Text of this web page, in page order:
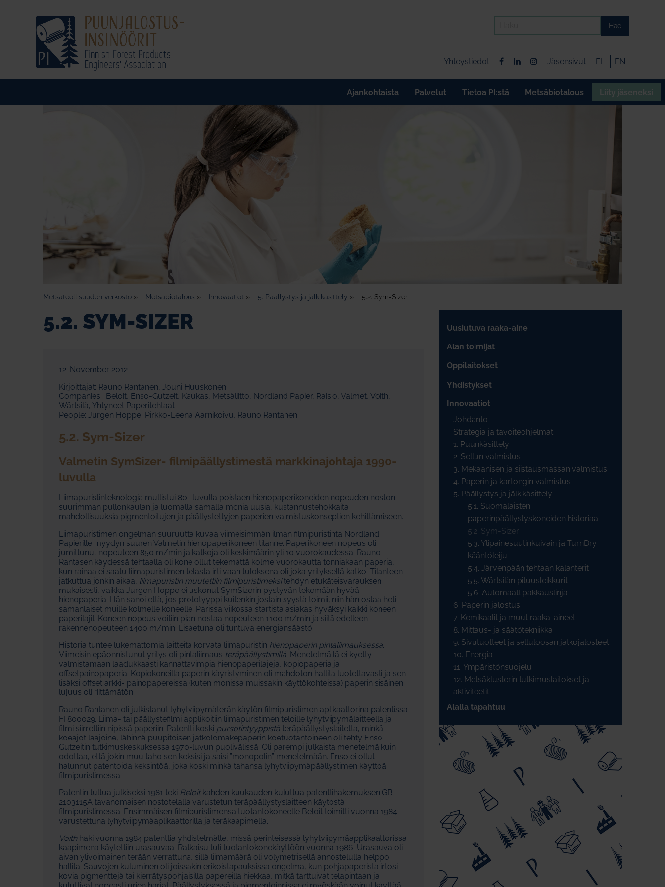
Hae
Yhteystiedot Jäsensivut FI EN
Ajankohtaista Palvelut Tietoa PI:stä Metsäbiotalous Liity jäseneksi
Metsäteollisuuden verkosto » Metsäbiotalous » Innovaatiot » 5. Päällystys ja jälkikäsittely » 5.2. Sym-Sizer
5.2. SYM-SIZER
12. November 2012
Kirjoittajat: Rauno Rantanen, Jouni Huuskonen
Companies: Beloit, Enso-Gutzeit, Kaukas, Metsäliitto, Nordland Papier, Raisio, Valmet, Voith,
Wärtsilä, Yhtyneet Paperitehtaat
People: Jürgen Hoppe, Pirkko-Leena Aarnikoivu, Rauno Rantanen
5.2. Sym-Sizer
Valmetin SymSizer- filmipäällystimestä markkinajohtaja 1990-
luvulla
Liimapuristinteknologia mullistui 80- luvulla poistaen hienopaperikoneiden nopeuden noston
suurimman pullonkaulan ja luomalla samalla monia uusia, kustannustehokkaita
mahdollisuuksia pigmentoitujen ja päällystettyjen paperien valmistuskonseptien kehittämiseen.
Liimapuristimen ongelman suuruutta kuvaa viimeisimmän ilman filmipuristinta Nordland
Papierille myydyn suuren Valmetin hienopaperikoneen tilanne. Paperikoneen nopeus oli
jumittunut nopeuteen 850 m/min ja katkoja oli keskimäärin yli 10 vuorokaudessa. Rauno
Rantasen käydessä tehtaalla oli kone ollut tekemättä kolme vuorokautta tonniakaan paperia,
kun rainaa ei saatu liimapuristimen telasta irti vaan tuloksena oli joka yrityksellä katko. Tilanteen
jatkuttua jonkin aikaa, liimapuristin muutettiin filmipuristimeksitehdyn etukäteisvarauksen
mukaisesti, vaikka Jurgen Hoppe ei uskonut SymSizerin pystyvän tekemään hyvää
hienopaperia. Hän sanoi että, jos prototyyppi kuitenkin jostain syystä toimii, niin hän ostaa heti
samanlaiset muille kolmelle koneelle. Parissa viikossa startista asiakas hyväksyi kaikki koneen
paperilajit. Koneen nopeus voitiin pian nostaa nopeuteen 1100 m/min ja siitä edelleen
rakennenopeuteen 1400 m/min. Lisäetuna oli tuntuva energiansäästö.
Historia tuntee lukemattomia laitteita korvata liimapuristin hienopaperin pintaliimauksessa.
Viimeisin epäonnistunut yritys oli pintaliimaus teräpäällystimillä. Menetelmällä ei kyetty
valmistamaan laadukkaasti kannattavimpia hienopaperilajeja, kopiopaperia ja
offsetpainopaperia. Kopiokoneilla paperin käyristyminen oli mahdoton hallita luotettavasti ja sen
lisäksi offset arkki- painopapereissa (kuten monissa muissakin käyttökohteissa) paperin sisäinen
lujuus oli riittämätön.
Rauno Rantanen oli julkistanut lyhytviipymäterän käytön filmipuristimen aplikaattorina patentissa
FI 800029. Liima- tai päällystefilmi applikoitiin liimapuristimen teloille lyhytviipymälaitteella ja
filmi siirrettiin nipissä paperiin. Patentti koski pursotintyyppistä teräpäällystyslaitetta, minkä
koeajot laajoine, lähinnä puupitoisen jatkolomakepaperin koetuotantoineen oli tehty Enso
Gutzeitin tutkimuskeskuksessa 1970-luvun puolivälissä. Oli parempi julkaista menetelmä kuin
odottaa, että jokin muu taho sen keksisi ja saisi ”monopolin” menetelmään. Enso ei ollut
halunnut patentoida keksintöä, joka koski minkä tahansa lyhytviipymäpäällystimen käyttöä
filmipuristimessa.
Patentin tultua julkiseksi 1981 teki Beloitkahden kuukauden kuluttua patenttihakemuksen GB
2103115A tavanomaisen nostotelalla varustetun teräpäällystyslaitteen käytöstä
filmipuristimessa. Ensimmäisen filmipuristimensa tuotantokoneelle Beloit toimitti vuonna 1984
varustettuna lyhytviipymäaplikaattorilla ja teräkaapimella.
Voithhaki vuonna 1984 patenttia yhdistelmälle, missä perinteisessä lyhytviipymäapplikaattorissa
kaapimena käytettiin urasauvaa. Ratkaisu tuli tuotantokonekäyttöön vuonna 1986. Urasauva oli
aivan ylivoimainen terään verrattuna, sillä liimamäärä oli volymetrisellä annostelulla helppo
hallita. Sauvojen kuluminen oli joissakin erikoistapauksissa ongelma, kun pohjapaperista irtosi
kovia pigmenttejä tai kierrätyspohjaisilla papereilla hiekkaa, mitkä tarttuivat telapintaan ja
Uusiutuva raaka-aine
Alan toimijat
Oppilaitokset
Yhdistykset
Innovaatiot
Johdanto
Strategia ja tavoiteohjelmat
1. Puunkäsittely
2. Sellun valmistus
3. Mekaanisen ja siistausmassan valmistus
4. Paperin ja kartongin valmistus
5. Päällystys ja jälkikäsittely
5.1. Suomalaisten
paperinpäällystyskoneiden historiaa
5.2. Sym-Sizer
5.3. Ylipainesuutinkuivain ja TurnDry
kääntöleiju
5.4. Järvenpään tehtaan kalanterit
5.5. Wärtsilän pituusleikkurit
5.6. Automaattipakkauslinja
6. Paperin jalostus
7. Kemikaalit ja muut raaka-aineet
8. Mittaus- ja säätötekniikka
9. Sivutuotteet ja selluloosan jatkojalosteet
10. Energia
11. Ympäristönsuojelu
12. Metsäklusterin tutkimuslaitokset ja
aktiviteetit
Alalla tapahtuu